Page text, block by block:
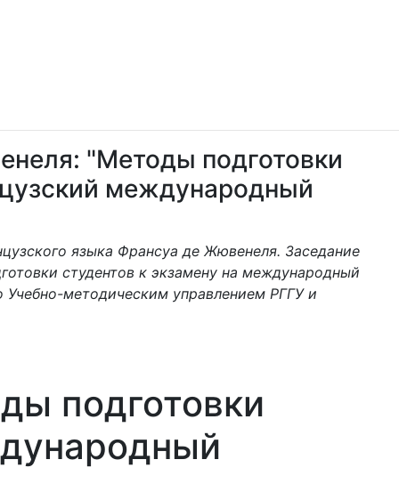
"Методы подготовки
международный
языка Франсуа де Жювенеля. Заседание
студентов к экзамену на международный
Учебно-методическим управлением РГГУ и
подготовки